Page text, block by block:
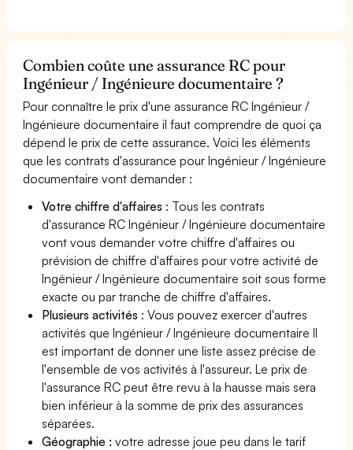
Combien coûte une assurance RC pour
Ingénieur / Ingénieure documentaire ?
Pour connaître le prix d'une assurance RC Ingénieur /
Ingénieure documentaire il faut comprendre de quoi ça
dépend le prix de cette assurance. Voici les éléments
que les contrats d'assurance pour Ingénieur / Ingénieure
documentaire vont demander :
Votre chiffre d'affaires : Tous les contrats
d'assurance RC Ingénieur / Ingénieure documentaire
vont vous demander votre chiffre d'affaires ou
prévision de chiffre d'affaires pour votre activité de
Ingénieur / Ingénieure documentaire soit sous forme
exacte ou par tranche de chiffre d'affaires.
Plusieurs activités : Vous pouvez exercer d'autres
activités que Ingénieur / Ingénieure documentaire Il
est important de donner une liste assez précise de
l'ensemble de vos activités à l'assureur. Le prix de
l'assurance RC peut être revu à la hausse mais sera
bien inférieur à la somme de prix des assurances
séparées.
Géographie :votre adresse joue peu dans le tarif